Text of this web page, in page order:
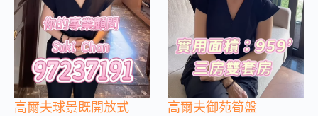
高爾夫球景既開放式 高爾夫御苑筍盤